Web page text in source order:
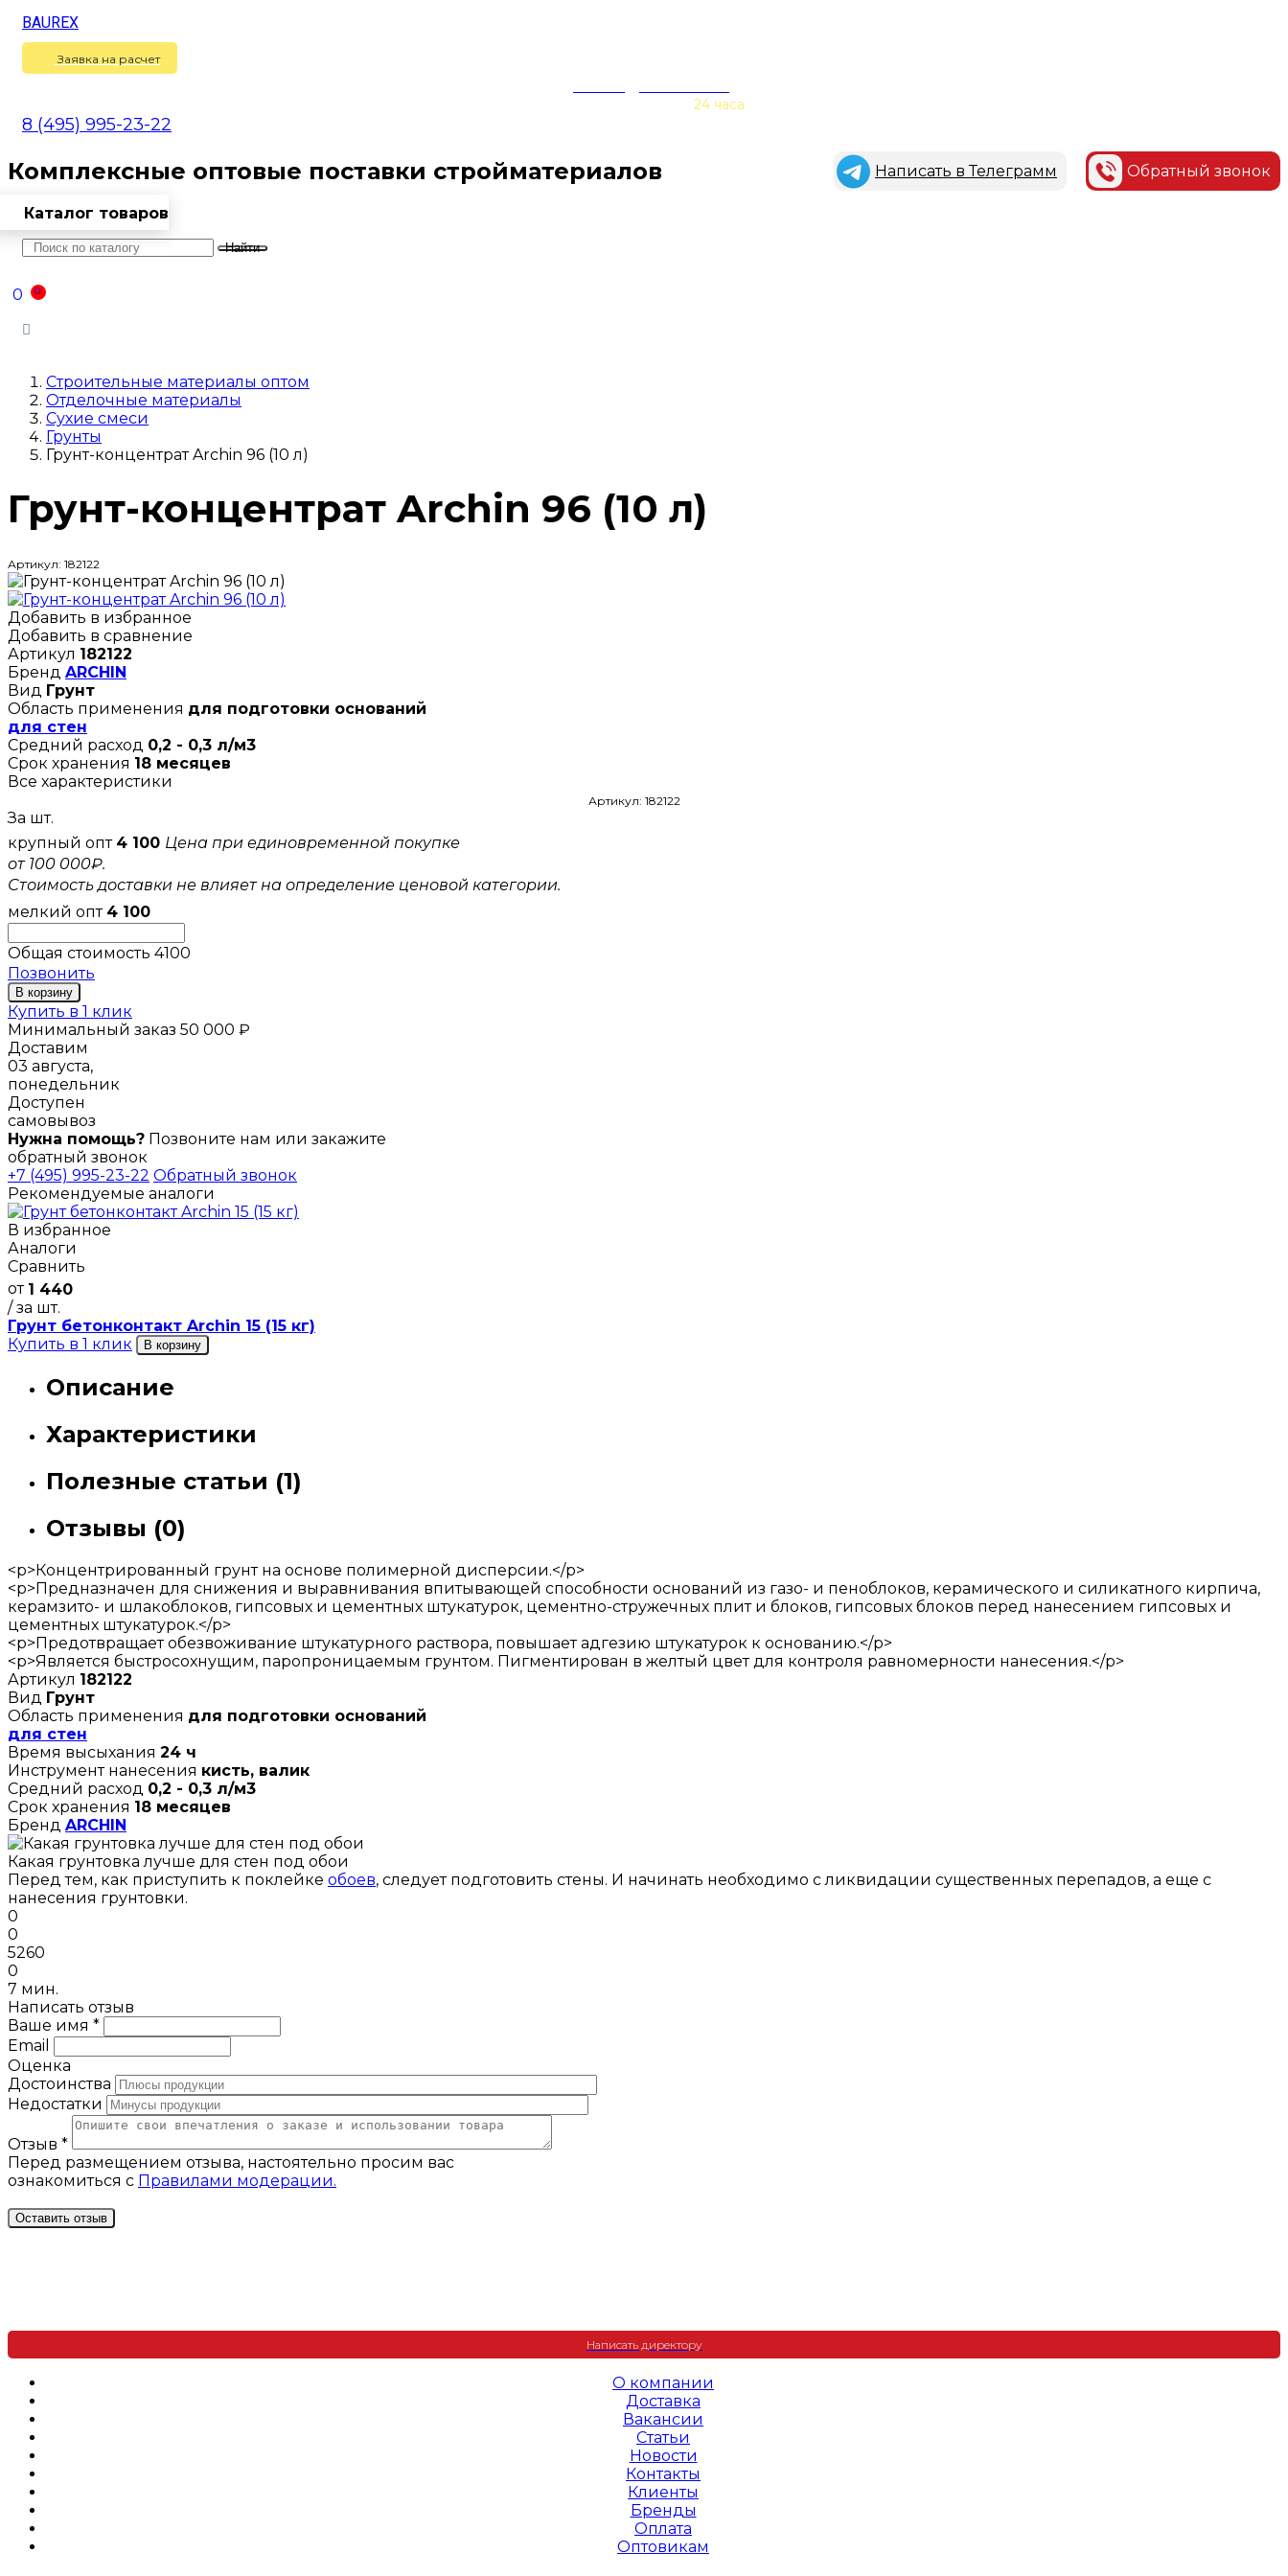
BAUREX
Заявка на расчет
24 часа
8 (495) 995-23-22
Комплексные оптовые поставки стройматериалов Написать в Телеграмм Обратный звонок
Каталог товаров
Найти
0
0
Строительные материалы оптом
Отделочные материалы
Сухие смеси
Грунты
Грунт-концентрат Archin 96 (10 л)
Грунт-концентрат Archin 96 (10 л)
Артикул: 182122
Добавить в избранное
Добавить в сравнение
Артикул 182122
Бренд ARCHIN
Вид Грунт
Область применения для подготовки оснований
для стен
Средний расход 0,2 - 0,3 л/м3
Срок хранения 18 месяцев
Все характеристики
Артикул: 182122
За шт.
крупный опт 4 100 Цена при единовременной покупке
от 100 000₽.
Стоимость доставки не влияет на определение ценовой категории.
мелкий опт 4 100
Общая стоимость 4100
Позвонить
В корзину
Купить в 1 клик
Минимальный заказ 50 000 ₽
Доставим
03 августа,
понедельник
Доступен
самовывоз
Нужна помощь? Позвоните нам или закажите
обратный звонок
+7 (495) 995-23-22 Обратный звонок
Рекомендуемые аналоги
В избранное
Аналоги
Сравнить
от 1 440
/ за шт.
Грунт бетонконтакт Archin 15 (15 кг)
Купить в 1 клик
В корзину
Описание
Характеристики
Полезные статьи (1)
Отзывы (0)
<p>Концентрированный грунт на основе полимерной дисперсии.</p>
<p>Предназначен для снижения и выравнивания впитывающей способности оснований из газо- и пеноблоков, керамического и силикатного кирпича,
керамзито- и шлакоблоков, гипсовых и цементных штукатурок, цементно-стружечных плит и блоков, гипсовых блоков перед нанесением гипсовых и
цементных штукатурок.</p>
<p>Предотвращает обезвоживание штукатурного раствора, повышает адгезию штукатурок к основанию.</p>
<p>Является быстросохнущим, паропроницаемым грунтом. Пигментирован в желтый цвет для контроля равномерности нанесения.</p>
Артикул 182122
Вид Грунт
Область применения для подготовки оснований
для стен
Время высыхания 24 ч
Инструмент нанесения кисть, валик
Средний расход 0,2 - 0,3 л/м3
Срок хранения 18 месяцев
Бренд ARCHIN
Какая грунтовка лучше для стен под обои
Перед тем, как приступить к поклейке обоев, следует подготовить стены. И начинать необходимо с ликвидации существенных перепадов, а еще с
нанесения грунтовки.
0
0
5260
0
7 мин.
Написать отзыв
Ваше имя *
Email
Оценка
Достоинства
Недостатки
Отзыв *
Перед размещением отзыва, настоятельно просим вас
ознакомиться с Правилами модерации.
Написать директору
О компании
Доставка
Вакансии
Статьи
Новости
Контакты
Клиенты
Бренды
Оплата
Оптовикам